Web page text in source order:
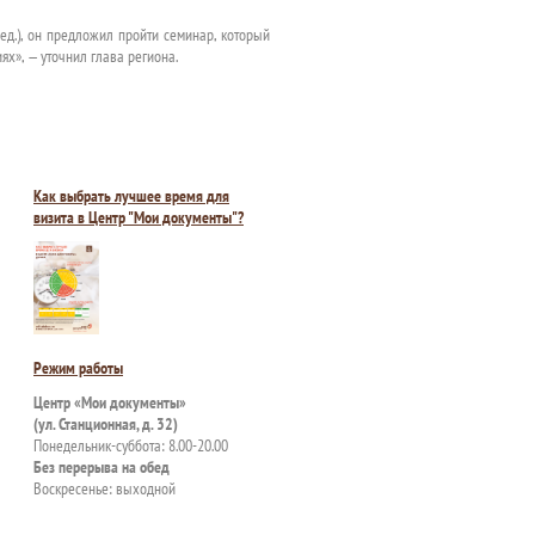
он предложил пройти семинар, который
— уточнил глава региона.
Как выбрать лучшее время для
визита в Центр "Мои документы"?
Режим работы
Центр «Мои документы»
(ул. Станционная, д. 32)
Понедельник-суббота: 8.00-20.00
Без перерыва на обед
Воскресенье: выходной